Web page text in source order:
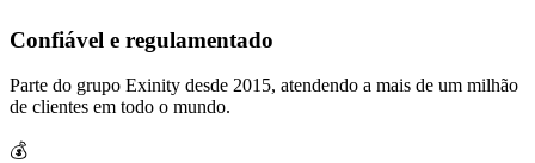
Confiável e regulamentado
Parte do grupo Exinity desde 2015, atendendo a mais de um milhão
de clientes em todo o mundo.
💰